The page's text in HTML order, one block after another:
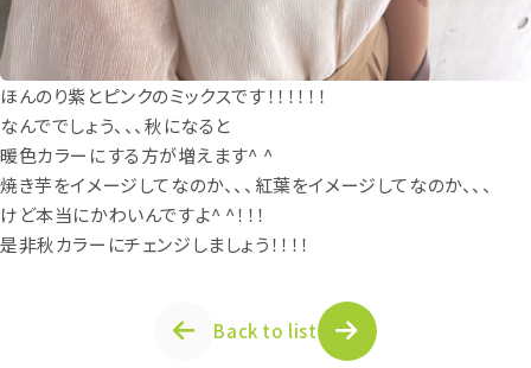
ほんのり紫とピンクのミックスです！！！！！！
なんででしょう、、、秋になると
暖色カラーにする方が増えます^ ^
焼き芋をイメージしてなのか、、、紅葉をイメージしてなのか、、、
けど本当にかわいんですよ^ ^！！！
是非秋カラーにチェンジしましょう！！！！
Back to list